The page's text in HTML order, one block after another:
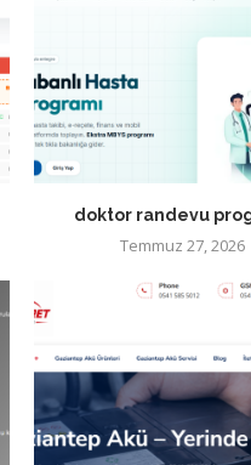
doktor randevu
Temmuz 27, 2026